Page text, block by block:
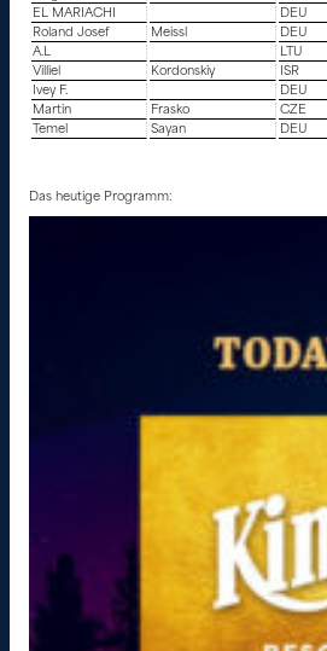
EL MARIACHI
DEU
Roland Josef
Meissl DEU
A.L
LTU
Villiel
Kordonskiy ISR
Ivey F.
DEU
Martin
Frasko CZE
Temel
Sayan DEU
Das heutige Programm: